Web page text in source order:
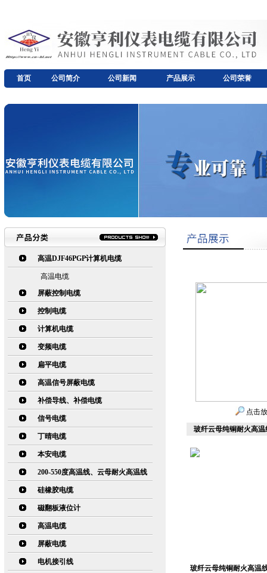
首页 公司简介 公司新闻 产品展示 公司荣誉
高温DJF46PGP计算机电缆
高温电缆
屏蔽控制电缆
控制电缆
计算机电缆
变频电缆
扁平电缆
高温信号屏蔽电缆
补偿导线、补偿电缆
信号电缆
丁晴电缆
本安电缆
200-550度高温线、云母耐火高温线
硅橡胶电缆
磁翻板液位计
高温电缆
屏蔽电缆
电机接引线
点击
玻纤云母纯铜耐火高温
玻纤云母纯铜耐火高温